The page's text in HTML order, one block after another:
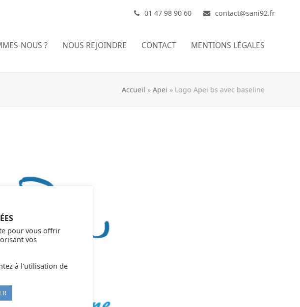
01 47 98 90 60 contact@sani92.fr
NOUS ? NOUS REJOINDRE CONTACT MENTIONS LÉGALES
Accueil » Apei » Logo Apei bs avec baseline
pour vous offrir
vos
à l'utilisation de